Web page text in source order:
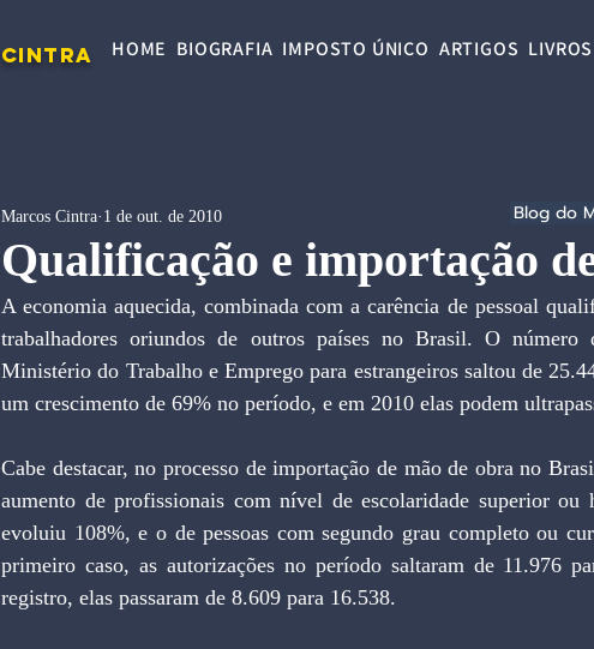
CINTRA HOME BIOGRAFIA IMPOSTO ÚNICO ARTIGOS LIVROS
Qualificação e importação
Marcos Cintra 1 de out. de 2010
A economia aquecida, combinada com a carência de pessoal
trabalhadores oriundos de outros países no Brasil. O número
Ministério do Trabalho e Emprego para estrangeiros saltou de
um crescimento de 69% no período, e em 2010 elas podem
Cabe destacar, no processo de importação de mão de obra no
aumento de profissionais com nível de escolaridade superior ou
evoluiu 108%, e o de pessoas com segundo grau completo ou
primeiro caso, as autorizações no período saltaram de 11.976
registro, elas passaram de 8.609 para 16.538.
Blog do